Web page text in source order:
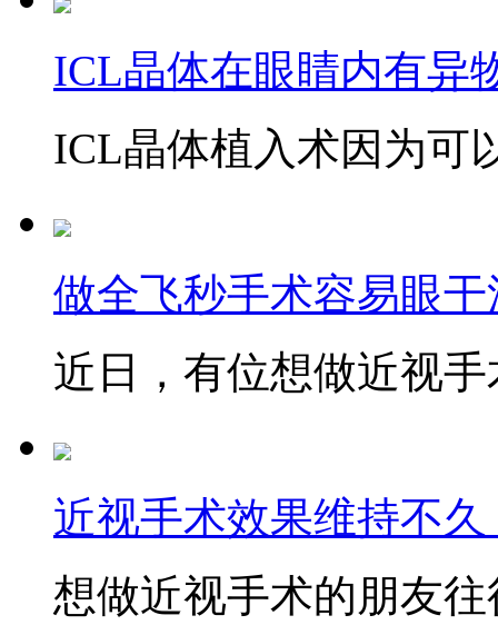
ICL晶体在眼睛内有异
ICL晶体植入术因为可
做全飞秒手术容易眼
近日，有位想做近视
近视手术效果维持不
想做近视手术的朋友